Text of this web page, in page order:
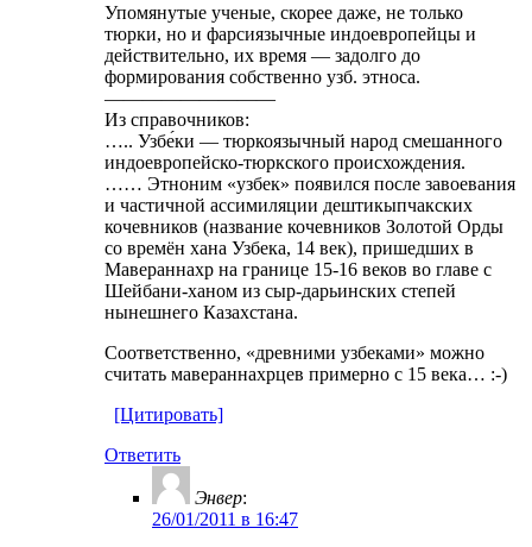
Упомянутые ученые, скорее даже, не только
тюрки, но и фарсиязычные индоевропейцы и
действительно, их время — задолго до
формирования собственно узб. этноса.
—————————
Из справочников:
….. Узбе́ки — тюркоязычный народ смешанного
индоевропейско-тюркского происхождения.
…… Этноним «узбек» появился после завоевания
и частичной ассимиляции дештикыпчакских
кочевников (название кочевников Золотой Орды
со времён хана Узбека, 14 век), пришедших в
Мавераннахр на границе 15-16 веков во главе с
Шейбани-ханом из сыр-дарьинских степей
нынешнего Казахстана.
Соответственно, «древними узбеками» можно
считать мавераннахрцев примерно с 15 века… :-)
[Цитировать]
Ответить
Энвер:
26/01/2011 в 16:47